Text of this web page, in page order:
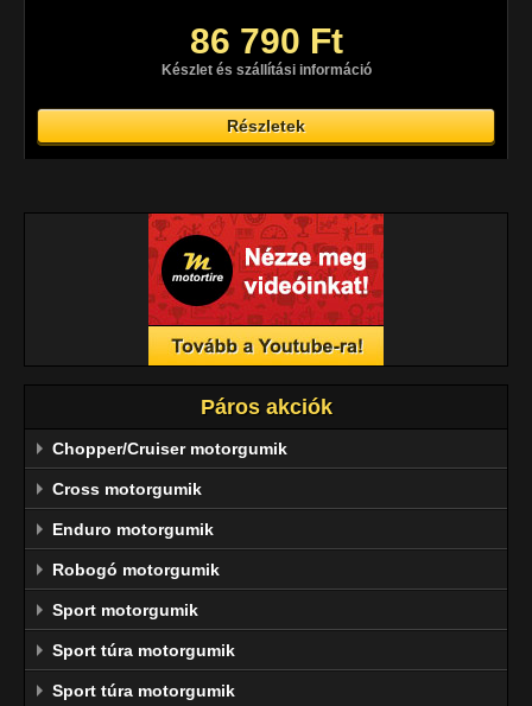
86 790 Ft
Készlet és szállítási információ
Részletek
Páros akciók
Chopper/Cruiser motorgumik
Cross motorgumik
Enduro motorgumik
Robogó motorgumik
Sport motorgumik
Sport túra motorgumik
Sport túra motorgumik